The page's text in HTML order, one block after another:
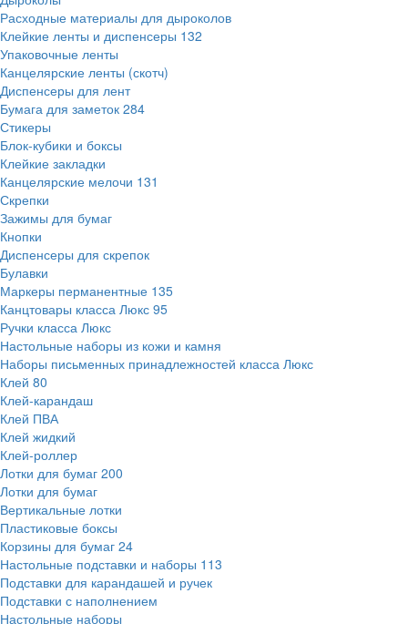
Расходные материалы для дыроколов
Клейкие ленты и диспенсеры 132
Упаковочные ленты
Канцелярские ленты (скотч)
Диспенсеры для лент
Бумага для заметок 284
Стикеры
Блок-кубики и боксы
Клейкие закладки
Канцелярские мелочи 131
Скрепки
Зажимы для бумаг
Кнопки
Диспенсеры для скрепок
Булавки
Маркеры перманентные 135
Канцтовары класса Люкс 95
Ручки класса Люкс
Настольные наборы из кожи и камня
Наборы письменных принадлежностей класса Люкс
Клей 80
Клей-карандаш
Клей ПВА
Клей жидкий
Клей-роллер
Лотки для бумаг 200
Лотки для бумаг
Вертикальные лотки
Пластиковые боксы
Корзины для бумаг 24
Настольные подставки и наборы 113
Подставки для карандашей и ручек
Подставки с наполнением
Настольные наборы